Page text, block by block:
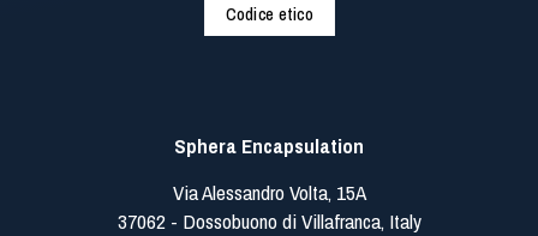
Codice etico
Sphera Encapsulation
Via Alessandro Volta, 15A
37062 - Dossobuono di Villafranca, Italy